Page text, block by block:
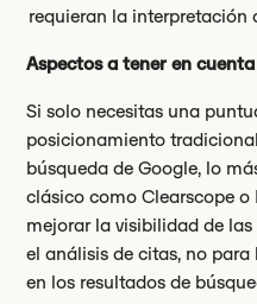
requieran la interpretación
Aspectos a tener en cuenta
Si solo necesitas una
posicionamiento
búsqueda de Google, lo
clásico como Clearscope
mejorar la visibilidad de
el análisis de citas, no
en los resultados de